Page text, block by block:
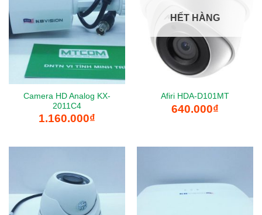
Camera HD Analog KX-
2011C4
1.160.000₫
HẾT HÀNG
Afiri HDA-D101MT
640.000₫